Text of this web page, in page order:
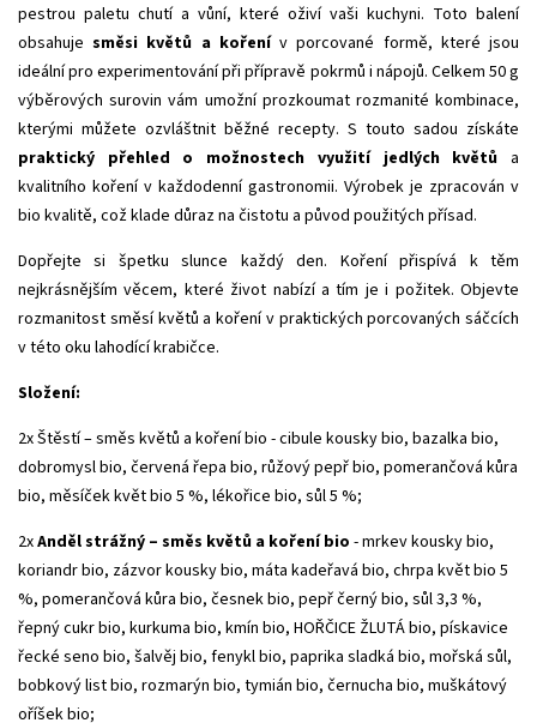
pestrou paletu chutí a vůní, které oživí vaši kuchyni. Toto balení
obsahujesměsi květů a kořenív porcované formě, které jsou
ideální pro experimentování při přípravě pokrmů i nápojů. Celkem 50 g
výběrových surovin vám umožní prozkoumat rozmanité kombinace,
kterými můžete ozvláštnit běžné recepty. S touto sadou získáte
praktický přehled o možnostech využití jedlých květů a
kvalitního koření v každodenní gastronomii. Výrobek je zpracován v
bio kvalitě, což klade důraz na čistotu a původ použitých přísad.
Dopřejte si špetku slunce každý den. Koření přispívá k těm
nejkrásnějším věcem, které život nabízí a tím je i požitek. Objevte
rozmanitost směsí květů a koření v praktických porcovaných sáčcích
v této oku lahodící krabičce.
Složení:
2x Štěstí – směs květů a koření bio - cibule kousky bio, bazalka bio,
dobromysl bio, červená řepa bio, růžový pepř bio, pomerančová kůra
bio, měsíček květ bio 5 %, lékořice bio, sůl 5 %;
2xAnděl strážný – směs květů a koření bio - mrkev kousky bio,
koriandr bio, zázvor kousky bio, máta kadeřavá bio, chrpa květ bio 5
%, pomerančová kůra bio, česnek bio, pepř černý bio, sůl 3,3 %,
řepný cukr bio, kurkuma bio, kmín bio, HOŘČICE ŽLUTÁ bio, pískavice
řecké seno bio, šalvěj bio, fenykl bio, paprika sladká bio, mořská sůl,
bobkový list bio, rozmarýn bio, tymián bio, černucha bio, muškátový
oříšek bio;